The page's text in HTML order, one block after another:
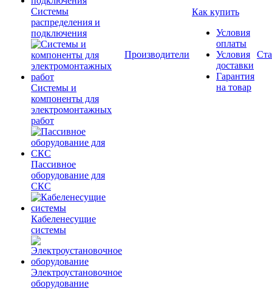
Системы
распределения и
подключения
Системы и
компоненты для
электромонтажных
работ
Пассивное
оборудование для
СКС
Кабеленесущие
системы
Электроустановочное
оборудование
Производители
Как купить
Условия
оплаты
Условия
доставки
Гарантия
на товар